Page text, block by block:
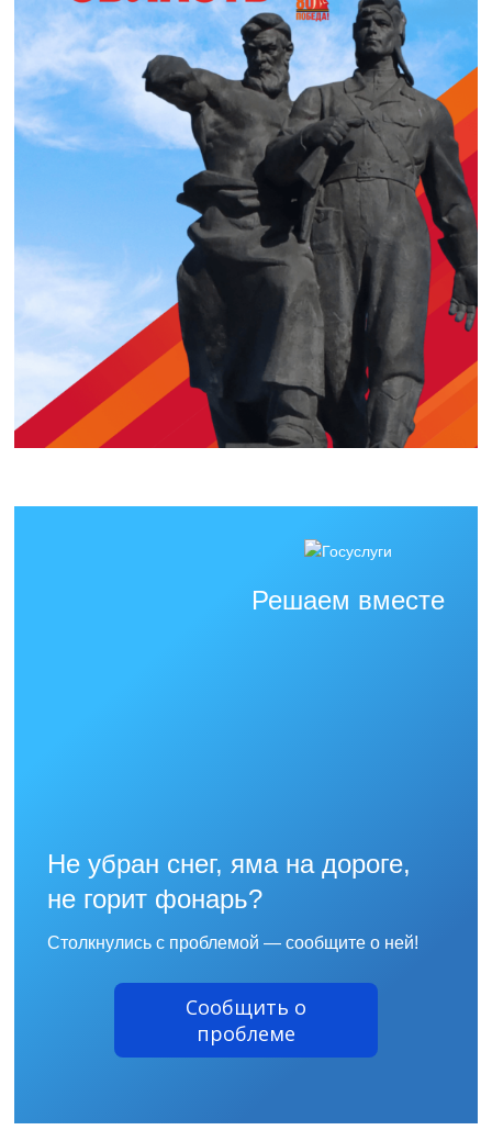
Решаем вместе
Не убран снег, яма на дороге,
не горит фонарь?
Столкнулись с проблемой — сообщите о ней!
Сообщить о
проблеме